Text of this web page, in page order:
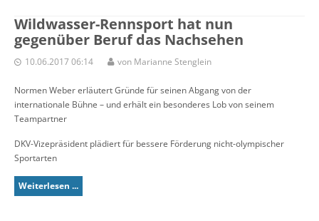
Wildwasser-Rennsport hat nun
gegenüber Beruf das Nachsehen
10.06.2017 06:14 von Marianne Stenglein
Normen Weber erläutert Gründe für seinen Abgang von der
internationale Bühne – und erhält ein besonderes Lob von seinem
Teampartner
DKV-Vizepräsident plädiert für bessere Förderung nicht-olympischer
Sportarten
Weiterlesen ...